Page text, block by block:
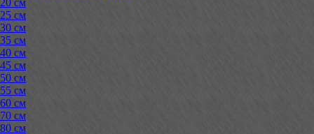
25 см
30 см
35 см
40 см
45 см
50 см
55 см
60 см
70 см
80 см